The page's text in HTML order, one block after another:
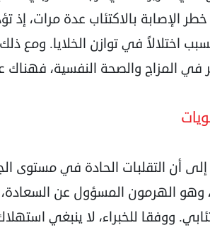
خطر الإصابة بالاكتئاب عدة مرات،
اختلالاً في توازن الخلايا. ومع
في المزاج والصحة النفسية،
إلى أن التقلبات الحادة في مستوى
وهو الهرمون المسؤول عن